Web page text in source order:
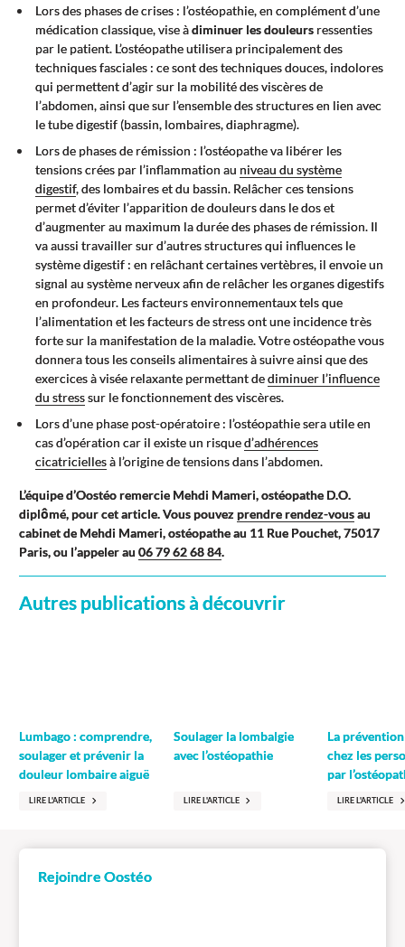
Lors des phases de crises : l’ostéopathie, en complément d’une
médication classique, vise àdiminuer les douleursressenties
par le patient. L’ostéopathe utilisera principalement des
techniques fasciales : ce sont des techniques douces, indolores
qui permettent d’agir sur la mobilité des viscères de
l’abdomen, ainsi que sur l’ensemble des structures en lien avec
le tube digestif (bassin, lombaires, diaphragme).
Lors de phases de rémission : l’ostéopathe va libérer les
tensions crées par l’inflammation au niveau du système
digestif, des lombaires et du bassin. Relâcher ces tensions
permet d’éviter l’apparition de douleurs dans le dos et
d’augmenter au maximum la durée des phases de rémission. Il
va aussi travailler sur d’autres structures qui influences le
système digestif : en relâchant certaines vertèbres, il envoie un
signal au système nerveux afin de relâcher les organes digestifs
en profondeur. Les facteurs environnementaux tels que
l’alimentation et les facteurs de stress ont une incidence très
forte sur la manifestation de la maladie. Votre ostéopathe vous
donnera tous les conseils alimentaires à suivre ainsi que des
exercices à visée relaxante permettant dediminuer l’influence
du stresssur le fonctionnement des viscères.
Lors d’une phase post-opératoire : l’ostéopathie sera utile en
cas d’opération car il existe un risqued’adhérences
cicatriciellesà l’origine de tensions dans l’abdomen.
L’équipe d’Oostéo remercie Mehdi Mameri, ostéopathe D.O.
diplômé, pour cet article. Vous pouvezprendre rendez-vousau
cabinet de Mehdi Mameri, ostéopathe au 11 Rue Pouchet, 75017
Paris, ou l’appeler au 06 79 62 68 84.
Autres publications à découvrir
Lumbago : comprendre,
soulager et prévenir la
douleur lombaire aiguë
LIRE L'ARTICLE
Soulager la lombalgie
avec l’ostéopathie
LIRE L'ARTICLE
La
chez les
par
LIRE L'ARTICLE
Rejoindre Oostéo